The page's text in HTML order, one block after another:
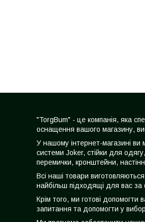
"TorgBum" - це компанія, яка
оснащення вашого магазину,
У нашому інтернет-магазині ви
системи Joker, стійки для
перемички, кронштейни,
Всі наші товари
найбільш підходящі для вас за
Крім того, ми готові
запитання та допомогти у